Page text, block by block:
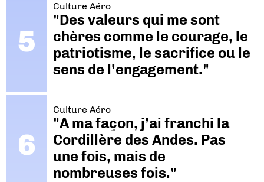
Culture Aéro
"Des valeurs qui me sont
chères comme le courage, le
patriotisme, le sacrifice ou le
sens de l’engagement."
Culture Aéro
"A ma façon, j’ai franchi la
Cordillère des Andes. Pas
une fois, mais de
nombreuses fois."